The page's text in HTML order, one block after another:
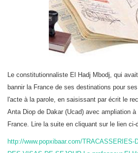
Le constitutionnaliste El Hadj Mbodj, qui
bannir la France de ses destinations pour
l'acte à la parole, en saisissant par écrit le
Anta Diop de Dakar (Ucad) avec ampliation
France. Lire la suite en cliquant sur le lien ci-
http://www.popxibaar.com/TRACASSERIES-